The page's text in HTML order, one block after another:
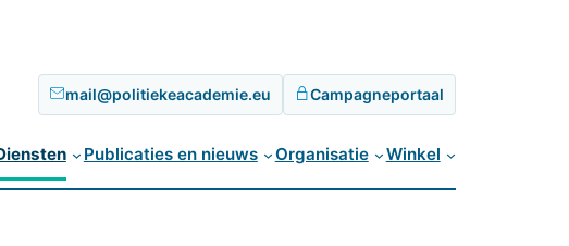
mail@politiekeacademie.eu Campagneportaal
Publicaties en nieuws Organisatie Winkel